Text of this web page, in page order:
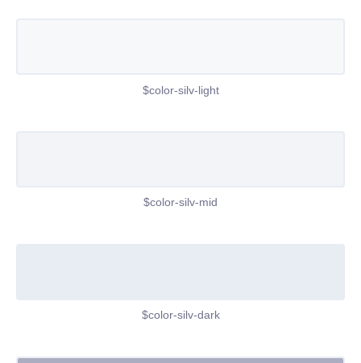
$color-silv-light
$color-silv-mid
$color-silv-dark